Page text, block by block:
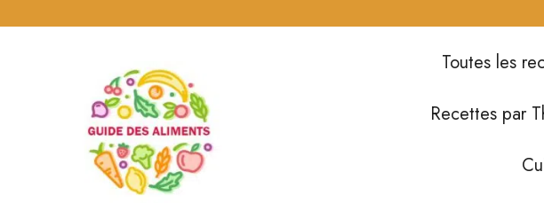
Guide
des
Aliments
Toutes les
Recettes par